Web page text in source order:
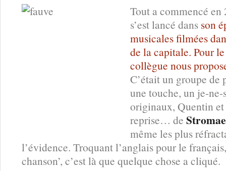
Tout a commencé
s’est lancé dans son
musicales filmées
de la capitale. Pour
collègue nous
C’était un groupe de
une touche, un je-
originaux, Quentin
reprise… de Stromae
même les plus
l’évidence. Troquant l’anglais pour le
chanson’, c’est là que quelque chose a cliqué.